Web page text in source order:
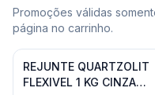
Promoções válidas
página no carrinho.
REJUNTE QUARTZOLIT
FLEXIVEL 1 KG CINZA